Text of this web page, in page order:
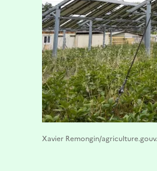
Xavier Remongin/